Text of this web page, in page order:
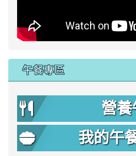
午餐專區
營養
我的午